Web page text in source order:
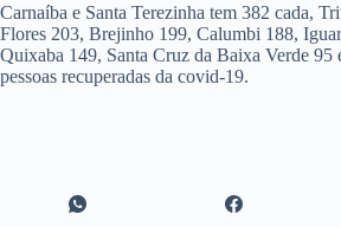
Carnaíba e Santa Terezinha tem 382 cada,
Flores 203, Brejinho 199, Calumbi 188,
Quixaba 149, Santa Cruz da Baixa Verde 95
pessoas recuperadas da covid-19.